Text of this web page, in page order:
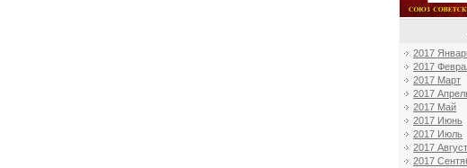
2017
2017
2017 Март
2017
2017 Май
2017 Июнь
2017 Июль
2017 Август
2017